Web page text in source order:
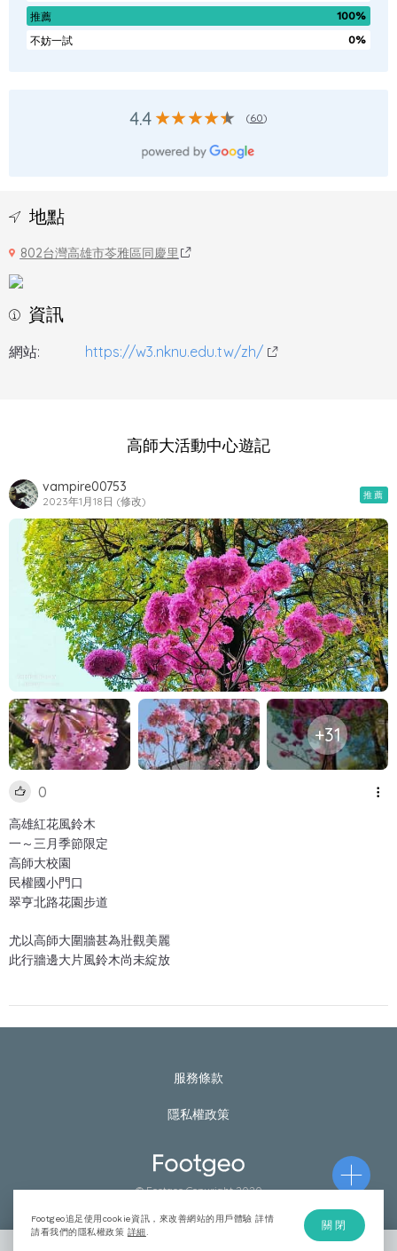
推薦
100%
不妨一試
0%
4.4 (60)
地點
802台灣高雄市苓雅區同慶里
資訊
網站: https://w3.nknu.edu.tw/zh/
高師大活動中心遊記
vampire00753
2023年1月18日 (修改) 推薦
+31
0
高雄紅花風鈴木
一～三月季節限定
高師大校園
民權國小門口
翠亨北路花園步道
尤以高師大圍牆甚為壯觀美麗
此行牆邊大片風鈴木尚未綻放
服務條款
隱私權政策
© Footgeo Copyright 2020
Footgeo追足使用cookie資訊，來改善網站的用戶體驗 詳情
請看我們的隱私權政策 詳細
關閉